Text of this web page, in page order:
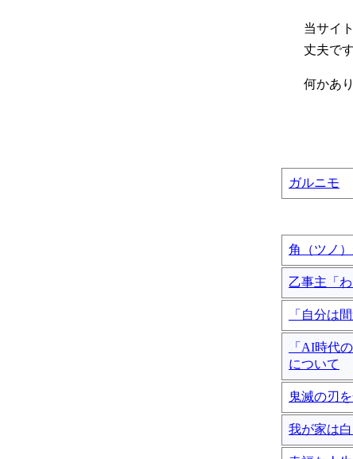
当サイ
丈夫です
何かあ
ガルニモ
角（ツノ
乙事主「
「自分は
「AI時代
について
鬼滅の刃
我が家は